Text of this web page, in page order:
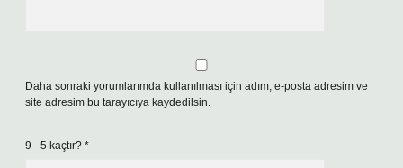
Daha sonraki yorumlarımda kullanılması için adım, e-posta adresim ve
site adresim bu tarayıcıya kaydedilsin.
9 - 5 kaçtır? *